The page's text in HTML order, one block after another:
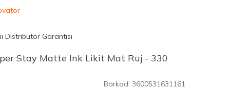
Distribütör Garantisi
Stay Matte Ink Likit Mat Ruj - 330
Barkod: 3600531631161